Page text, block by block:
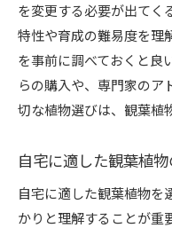
を変更する必要が出てく
特性や育成の難易度を理
を事前に調べておくと良
らの購入や、専門家のア
切な植物選びは、観葉植
自宅に適した観葉植
自宅に適した観葉植物を
かりと理解することが重